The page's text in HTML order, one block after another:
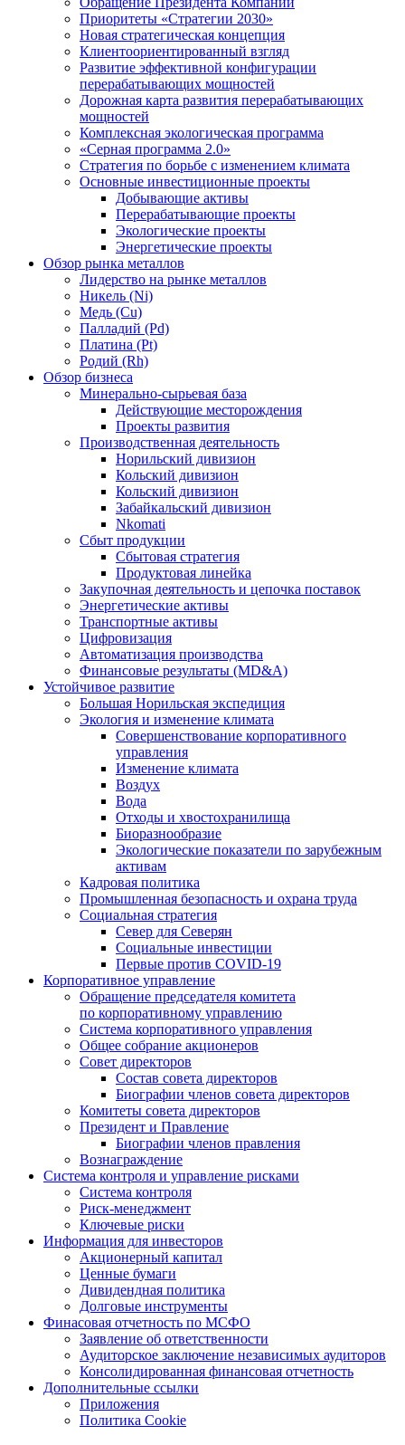
Приоритеты «Стратегии 2030»
Новая стратегическая концепция
Клиентоориентированный взгляд
Развитие эффективной конфигурации
перерабатывающих мощностей
Дорожная карта развития перерабатывающих
мощностей
Комплексная экологическая программа
«Серная программа 2.0»
Стратегия по борьбе с изменением климата
Основные инвестиционные проекты
Добывающие активы
Перерабатывающие проекты
Экологические проекты
Энергетические проекты
Обзор рынка металлов
Лидерство на рынке металлов
Никель (Ni)
Медь (Cu)
Палладий (Pd)
Платина (Pt)
Родий (Rh)
Обзор бизнеса
Минерально-сырьевая база
Действующие месторождения
Проекты развития
Производственная деятельность
Норильский дивизион
Кольский дивизион
Кольский дивизион
Забайкальский дивизион
Nkomati
Сбыт продукции
Сбытовая стратегия
Продуктовая линейка
Закупочная деятельность и цепочка поставок
Энергетические активы
Транспортные активы
Цифровизация
Автоматизация производства
Финансовые результаты (MD&A)
Устойчивое развитие
Большая Норильская экспедиция
Экология и изменение климата
Совершенствование корпоративного
управления
Изменение климата
Воздух
Вода
Отходы и хвостохранилища
Биоразнообразие
Экологические показатели по зарубежным
активам
Кадровая политика
Промышленная безопасность и охрана труда
Социальная стратегия
Север для Северян
Социальные инвестиции
Первые против COVID‑19
Корпоративное управление
Обращение председателя комитета
по корпоративному управлению
Система корпоративного управления
Общее собрание акционеров
Совет директоров
Состав совета директоров
Биографии членов совета директоров
Комитеты совета директоров
Президент и Правление
Биографии членов правления
Вознаграждение
Система контроля и управление рисками
Система контроля
Риск-менеджмент
Ключевые риски
Информация для инвесторов
Акционерный капитал
Ценные бумаги
Дивидендная политика
Долговые инструменты
Финасовая отчетность по МСФО
Заявление об ответственности
Аудиторское заключение независимых аудиторов
Консолидированная финансовая отчетность
Дополнительные ссылки
Приложения
Политика Cookie